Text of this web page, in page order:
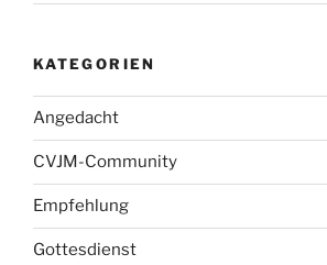
KATEGORIEN
Angedacht
CVJM-Community
Empfehlung
Gottesdienst